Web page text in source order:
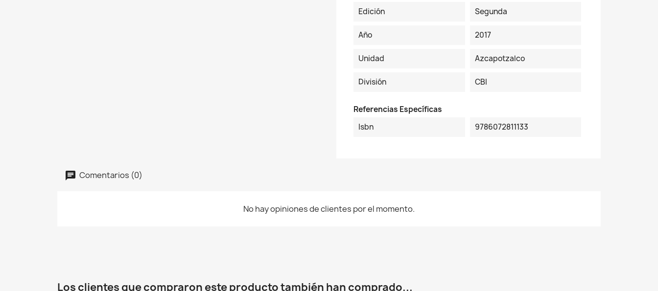
Edición Segunda
Año 2017
Unidad Azcapotzalco
División CBI
Referencias Específicas
Isbn
9786072811133
Comentarios (0)
No hay opiniones de clientes por el momento.
Los clientes que compraron este producto también han comprado...